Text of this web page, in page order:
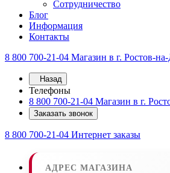
Сотрудничество
Блог
Информация
Контакты
8 800 700-21-04 Магазин в г. Ростов-
Назад
Телефоны
8 800 700-21-04 Магазин в г.
Заказать звонок
8 800 700-21-04 Интернет заказы
АДРЕС МАГАЗИНА